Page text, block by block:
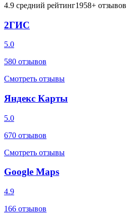
4.9 средний рейтинг1958+ отзывов
2ГИС
5.0
580 отзывов
Смотреть отзывы
Яндекс Карты
5.0
670 отзывов
Смотреть отзывы
Google Maps
4.9
166 отзывов